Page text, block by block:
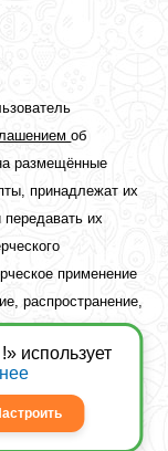
об
размещённые
принадлежат их
их
применение
распространение,
наличии
использует